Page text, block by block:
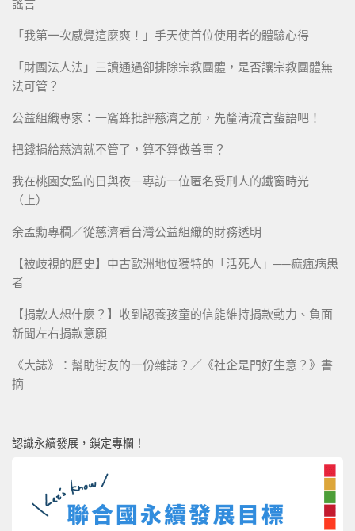
謠言
「我第一次感覺這麼爽！」手天使首位使用者的體驗心得
「財團法人法」三讀通過卻排除宗教團體，是否讓宗教團體無
法可管？
公益組織專家：一窩蜂批評慈濟之前，先釐清流言蜚語吧！
把錢捐給慈濟就不管了，算不算做善事？
我在桃園女監的日與夜－專訪一位匿名受刑人的鐵窗時光
（上）
余孟勳專欄／從慈濟看台灣公益組織的財務透明
【被歧視的歷史】中古歐洲地位獨特的「活死人」──痲瘋病患
者
【捐款人想什麼？】收到認養孩童的信能維持捐款動力、負面
新聞左右捐款意願
《大誌》：幫助街友的一份雜誌？／《社企是門好生意？》書
摘
認識永續發展，鎖定專欄！